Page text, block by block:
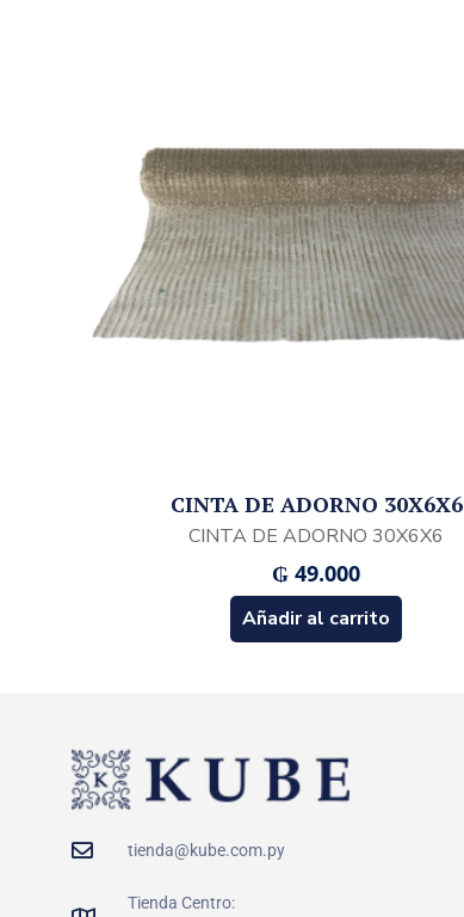
CINTA DE ADORNO 30X6X6
CINTA DE ADORNO 30X6X6
₲ 49.000
Añadir al carrito
tienda@kube.com.py
Tienda Centro: